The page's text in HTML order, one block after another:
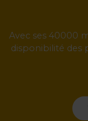
Avec ses 40000
disponibilité des